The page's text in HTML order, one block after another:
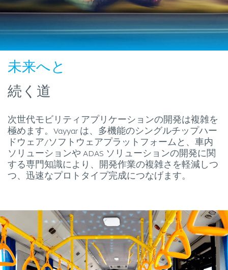
未来へと
続く道
次世代モビリティアプリケーションの開発は複雑を
極めます。Vayyar は、多機能のシングルチップハー
ドウェア/ソフトウェアプラットフォームと、車内
ソリューションや ADAS ソリューションの開発に関
する専門知識により、開発作業の複雑さを軽減しつ
つ、迅速なプロトタイプ完成につなげます。